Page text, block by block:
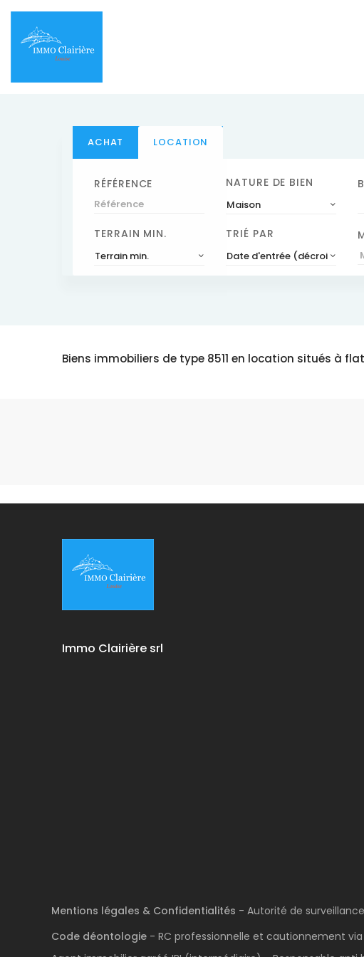
ACHAT LOCATION
RÉFÉRENCE NATURE DE BIEN
Maison
TERRAIN MIN.
Terrain min.
TRIÉ PAR
Date d'entrée (décroissant)
Biens immobiliers de type 8511 en location situés à
Immo Clairière srl
Mentions légales & Confidentialités - Autorité de
Code déontologie - RC professionnelle et cautionnement via